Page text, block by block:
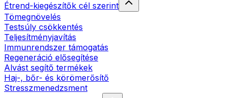
Étrend-kiegészítők cél szerint
Tömegnövelés
Testsúly csökkentés
Teljesítményjavítás
Immunrendszer támogatás
Regeneráció elősegítése
Alvást segítő termékek
Haj-, bőr- és körömerősítő
Stresszmenedzsment